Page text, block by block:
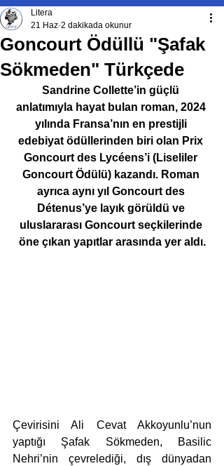
Goncourt Ödüllü "Şafak
Sökmeden" Türkçede
Litera
21 Haz 2 dakikada okunur
Sandrine Collette’in güçlü
anlatımıyla hayat bulan roman, 2024
yılında Fransa’nın en prestijli
edebiyat ödüllerinden biri olan Prix
Goncourt des Lycéens’i (Liseliler
Goncourt Ödülü) kazandı. Roman
ayrıca aynı yıl Goncourt des
Détenus’ye layık görüldü ve
uluslararası Goncourt seçkilerinde
öne çıkan yapıtlar arasında yer aldı.
Çevirisini Ali Cevat Akkoyunlu’nun
yaptığı Şafak Sökmeden, Basilic
Nehri’nin çevrelediği, dış dünyadan